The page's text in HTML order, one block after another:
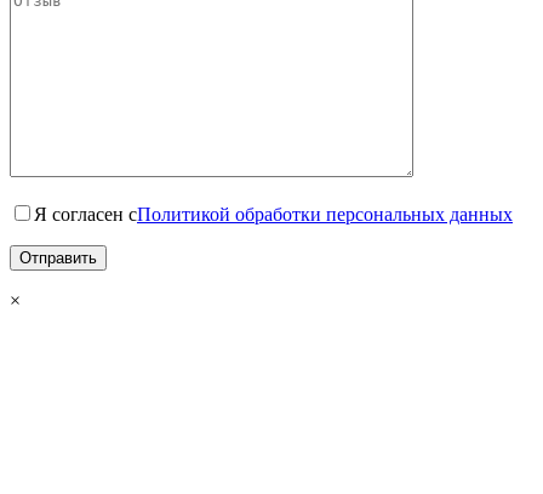
Я согласен сПолитикой обработки персональных данных
×